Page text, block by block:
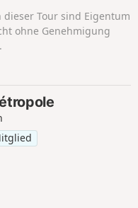
dieser Tour sind Eigentum
ohne Genehmigung